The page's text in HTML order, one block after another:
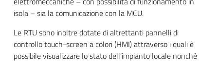
isola – sia la comunicazione con la MCU.
Le RTU sono inoltre dotate di altrettanti pannelli di
controllo touch-screen a colori (HMI) attraverso i quali è
possibile visualizzare lo stato dell’impianto locale nonché